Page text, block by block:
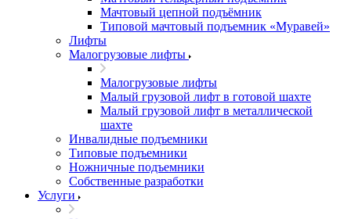
Мачтовый цепной подъёмник
Типовой мачтовый подъемник «Муравей»
Лифты
Малогрузовые лифты
Малогрузовые лифты
Малый грузовой лифт в готовой шахте
Малый грузовой лифт в металлической
шахте
Инвалидные подъемники
Типовые подъемники
Ножничные подъемники
Собственные разработки
Услуги